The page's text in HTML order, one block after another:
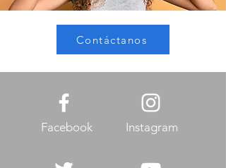
Contáctanos
Facebook Instagram